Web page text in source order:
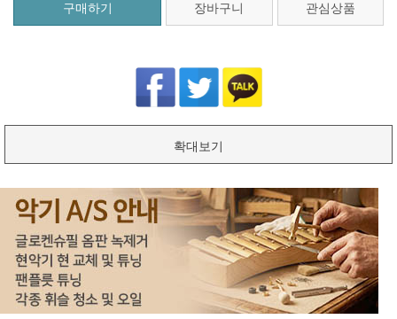
구매하기 장바구니 관심상품
확대보기